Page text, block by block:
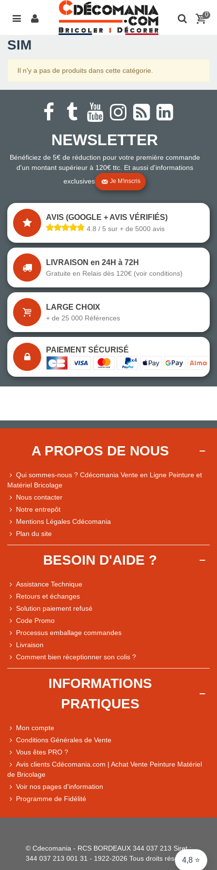
0
SIM
Il n'y a pas de produits dans cette catégorie.
4,8 ⭐
Note du magasin sur Google
Comparaison des performances du magasin
NEWSLETTER
Bénéficiez de 5€ de réduction pour votre première commande
d'un montant supérieur à 120€ ttc. Et aussi d'informations
exclusives
Je M'inscris
AVIS (GOOGLE + AVIS VÉRIFIÉS)
4.8 / 5 sur + de 5000 avis
LIVRAISON en 24H à 72H
Gratuite en Relais dès 120€ (voir conditions)
LARGE CHOIX
+ de 25 000 Références
PAIEMENT SÉCURISÉ
A PROPOS DE NOUS
Qui sommes-nous ? Cdécomania Vente en Ligne Peinture et
Matériel Bricolage
Nous contacter
Notre entrepôt
Mentions Légales Cdécomania
Plan du site
BESOIN D'AIDE ?
Assistance Technique
Retours et échanges
Solution paiement refusé
Code Promo
Processus emballage commandes
Livraison
Comment bien réceptionner son colis ?
INFORMATIONS
PRATIQUES
Mon compte
Conditions Générales de Vente
Vous êtes PRO ?
Avis clients Cdécomania.com | Achat Vente Peinture Matériel
de Bricolage
Voir nos pages d'information
Programme de Fidélité
© Cdecomania - RCS BORDEAUX 344 037 213 Siret :
344 037 213 001 31 - 1922-2026 Tous droits réservés